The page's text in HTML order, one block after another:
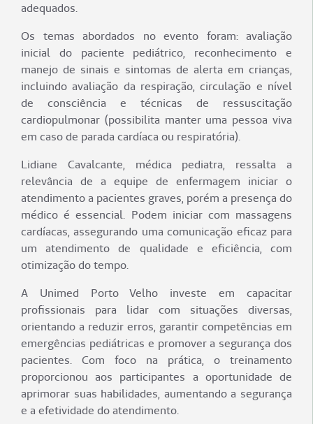
adequados.
Os temas abordados no evento foram: avaliação
inicial do paciente pediátrico, reconhecimento e
manejo de sinais e sintomas de alerta em crianças,
incluindo avaliação da respiração, circulação e nível
de consciência e técnicas de ressuscitação
cardiopulmonar (possibilita manter uma pessoa viva
em caso de parada cardíaca ou respiratória).
Lidiane Cavalcante, médica pediatra, ressalta a
relevância de a equipe de enfermagem iniciar o
atendimento a pacientes graves, porém a presença do
médico é essencial. Podem iniciar com massagens
cardíacas, assegurando uma comunicação eficaz para
um atendimento de qualidade e eficiência, com
otimização do tempo.
A Unimed Porto Velho investe em capacitar
profissionais para lidar com situações diversas,
orientando a reduzir erros, garantir competências em
emergências pediátricas e promover a segurança dos
pacientes. Com foco na prática, o treinamento
proporcionou aos participantes a oportunidade de
aprimorar suas habilidades, aumentando a segurança
e a efetividade do atendimento.